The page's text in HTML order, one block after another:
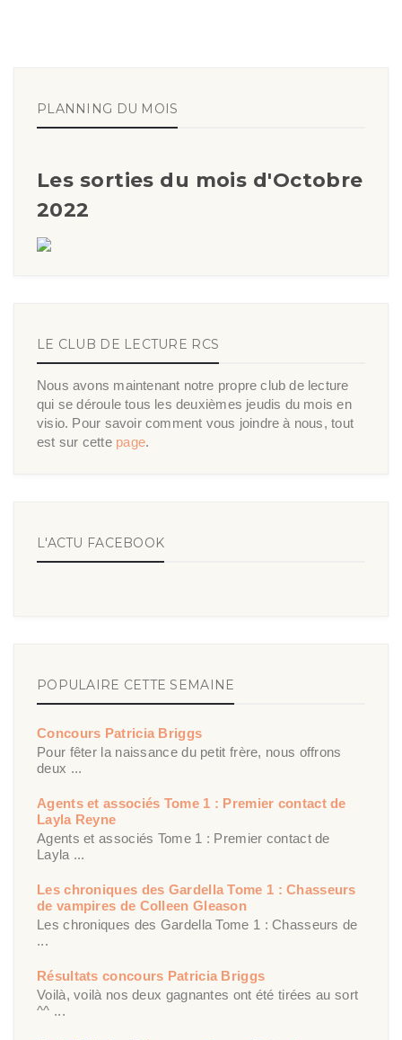
PLANNING DU MOIS
Les sorties du mois d'Octobre
2022
LE CLUB DE LECTURE RCS
Nous avons maintenant notre propre club de lecture
qui se déroule tous les deuxièmes jeudis du mois en
visio. Pour savoir comment vous joindre à nous, tout
est sur cette page.
L'ACTU FACEBOOK
POPULAIRE CETTE SEMAINE
Concours Patricia Briggs
Pour fêter la naissance du petit frère, nous offrons
deux ...
Agents et associés Tome 1 : Premier contact de
Layla Reyne
Agents et associés Tome 1 : Premier contact de
Layla ...
Les chroniques des Gardella Tome 1 : Chasseurs
de vampires de Colleen Gleason
Les chroniques des Gardella Tome 1 : Chasseurs de
...
Résultats concours Patricia Briggs
Voilà, voilà nos deux gagnantes ont été tirées au sort
^^ ...